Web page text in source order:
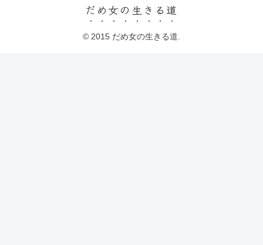
だめ女の生きる道
© 2015 だめ女の生きる道.